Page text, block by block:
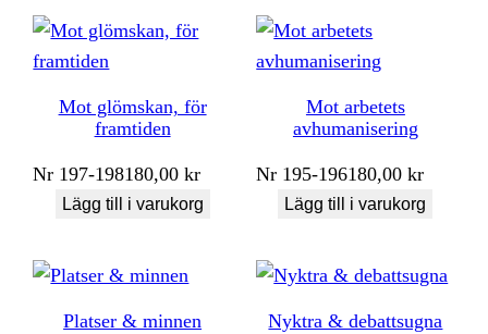
Mot glömskan, för
framtiden
Nr 197-198180,00kr
Lägg till i varukorg
Mot arbetets
avhumanisering
Nr 195-196180,00kr
Lägg till i varukorg
Platser & minnen Nyktra & debattsugna